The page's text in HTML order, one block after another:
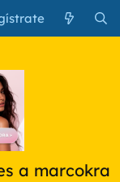
a marcokra